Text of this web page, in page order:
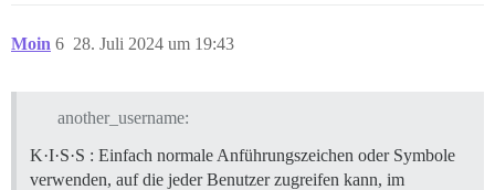
Moin 28. Juli 2024 um 19:43
6
another_username:
K·I·S·S : Einfach normale Anführungszeichen oder Symbole
verwenden, auf die jeder Benutzer zugreifen kann, im